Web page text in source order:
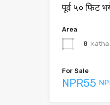
पूर्व ५० फिट
Area
8 katha
For Sale
NPR55